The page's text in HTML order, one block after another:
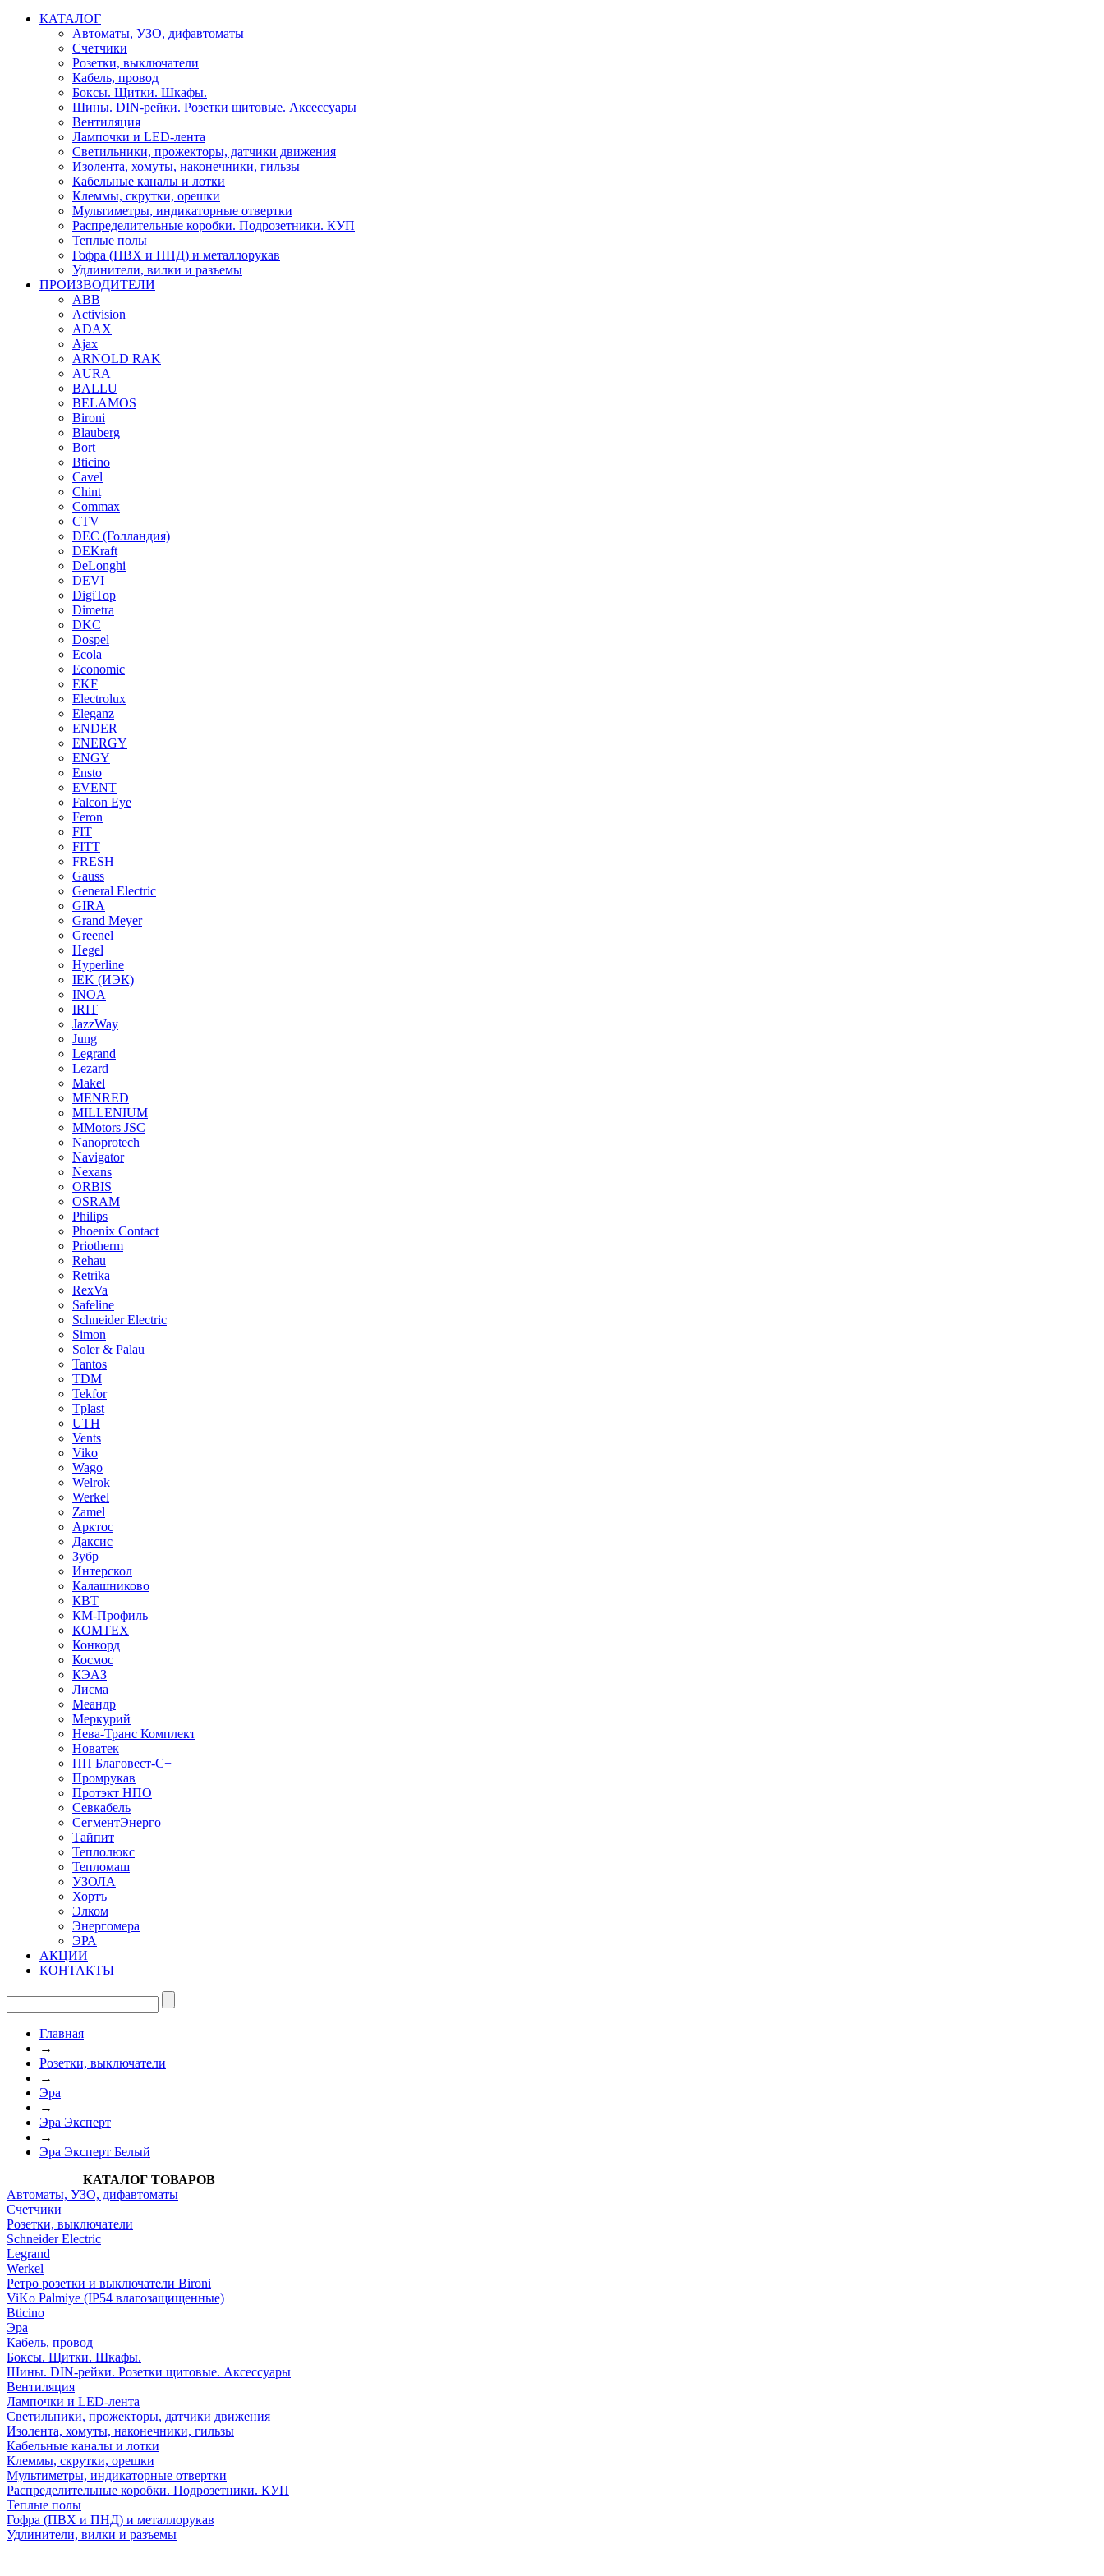
КАТАЛОГ
Автоматы, УЗО, дифавтоматы
Счетчики
Розетки, выключатели
Кабель, провод
Боксы. Щитки. Шкафы.
Шины. DIN-рейки. Розетки щитовые. Аксессуары
Вентиляция
Лампочки и LED-лента
Светильники, прожекторы, датчики движения
Изолента, хомуты, наконечники, гильзы
Кабельные каналы и лотки
Клеммы, скрутки, орешки
Мультиметры, индикаторные отвертки
Распределительные коробки. Подрозетники. КУП
Теплые полы
Гофра (ПВХ и ПНД) и металлорукав
Удлинители, вилки и разъемы
ПРОИЗВОДИТЕЛИ
ABB
Activision
ADAX
Ajax
ARNOLD RAK
AURA
BALLU
BELAMOS
Bironi
Blauberg
Bort
Bticino
Cavel
Chint
Commax
CTV
DEC (Голландия)
DEKraft
DeLonghi
DEVI
DigiTop
Dimetra
DKC
Dospel
Ecola
Economic
EKF
Electrolux
Eleganz
ENDER
ENERGY
ENGY
Ensto
EVENT
Falcon Eye
Feron
FIT
FITT
FRESH
Gauss
General Electric
GIRA
Grand Meyer
Greenel
Hegel
Hyperline
IEK (ИЭК)
INOA
IRIT
JazzWay
Jung
Legrand
Lezard
Makel
MENRED
MILLENIUM
MMotors JSC
Nanoprotech
Navigator
Nexans
ORBIS
OSRAM
Philips
Phoenix Contact
Priotherm
Rehau
Retrika
RexVa
Safeline
Schneider Electric
Simon
Soler & Palau
Tantos
TDM
Tekfor
Tplast
UTH
Vents
Viko
Wago
Welrok
Werkel
Zamel
Арктос
Даксис
Зубр
Интерскол
Калашниково
КВТ
КМ-Профиль
КОМТЕХ
Конкорд
Космос
КЭАЗ
Лисма
Меандр
Меркурий
Нева-Транс Комплект
Новатек
ПП Благовест-С+
Промрукав
Протэкт НПО
Севкабель
СегментЭнерго
Тайпит
Теплолюкс
Тепломаш
УЗОЛА
Хортъ
Элком
Энергомера
ЭРА
АКЦИИ
КОНТАКТЫ
Главная
→
Розетки, выключатели
→
Эра
→
Эра Эксперт
→
Эра Эксперт Белый
КАТАЛОГ ТОВАРОВ
Автоматы, УЗО, дифавтоматы
Счетчики
Розетки, выключатели
Schneider Electric
Legrand
Werkel
Ретро розетки и выключатели Bironi
ViKo Palmiye (IP54 влагозащищенные)
Bticino
Эра
Кабель, провод
Боксы. Щитки. Шкафы.
Шины. DIN-рейки. Розетки щитовые. Аксессуары
Вентиляция
Лампочки и LED-лента
Светильники, прожекторы, датчики движения
Изолента, хомуты, наконечники, гильзы
Кабельные каналы и лотки
Клеммы, скрутки, орешки
Мультиметры, индикаторные отвертки
Распределительные коробки. Подрозетники. КУП
Теплые полы
Гофра (ПВХ и ПНД) и металлорукав
Удлинители, вилки и разъемы